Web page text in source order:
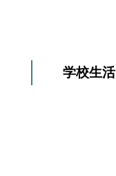
学校生活